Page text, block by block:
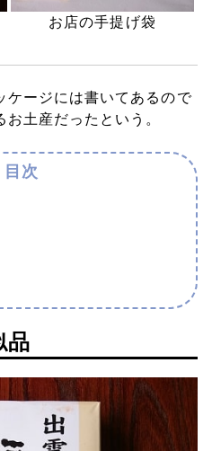
お店の手提げ袋
ケージには書いてあるので
土産だったという。
品